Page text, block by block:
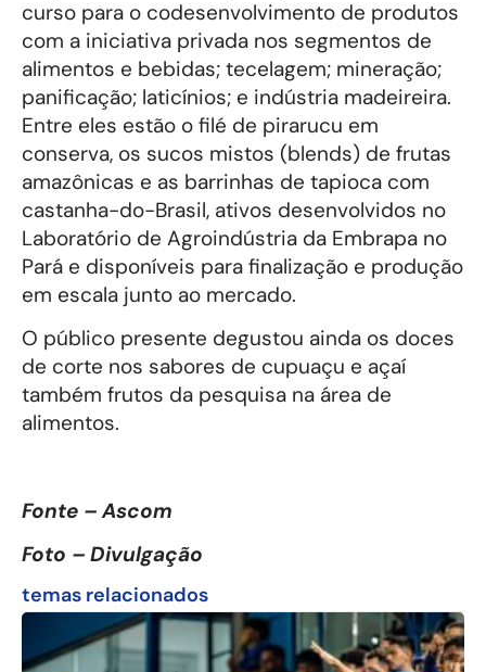
curso para o codesenvolvimento de produtos
com a iniciativa privada nos segmentos de
alimentos e bebidas; tecelagem; mineração;
panificação; laticínios; e indústria madeireira.
Entre eles estão o filé de pirarucu em
conserva, os sucos mistos (blends) de frutas
amazônicas e as barrinhas de tapioca com
castanha-do-Brasil, ativos desenvolvidos no
Laboratório de Agroindústria da Embrapa no
Pará e disponíveis para finalização e produção
em escala junto ao mercado.
O público presente degustou ainda os doces
de corte nos sabores de cupuaçu e açaí
também frutos da pesquisa na área de
alimentos.
Fonte – Ascom
Foto – Divulgação
temas relacionados